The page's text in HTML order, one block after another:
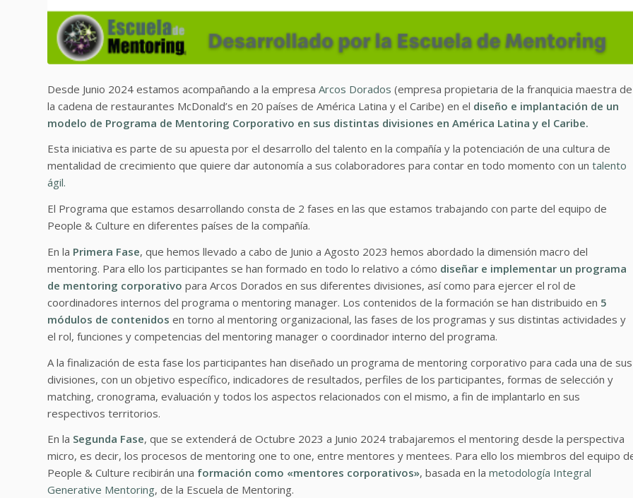
Desde Junio 2024 estamos acompañando a la empresa Arcos Dorados (empresa propietaria de la franquicia maestra de
la cadena de restaurantes McDonald’s en 20 países de América Latina y el Caribe) en el diseño e implantación de un
modelo de Programa de Mentoring Corporativo en sus distintas divisiones en América Latina y el Caribe.
Esta iniciativa es parte de su apuesta por el desarrollo del talento en la compañía y la potenciación de una cultura de
mentalidad de crecimiento que quiere dar autonomía a sus colaboradores para contar en todo momento con un talento
ágil.
El Programa que estamos desarrollando consta de 2 fases en las que estamos trabajando con parte del equipo de
People & Culture en diferentes países de la compañía.
En la Primera Fase, que hemos llevado a cabo de Junio a Agosto 2023 hemos abordado la dimensión macro del
mentoring. Para ello los participantes se han formado en todo lo relativo a cómo diseñar e implementar un programa
de mentoring corporativo para Arcos Dorados en sus diferentes divisiones, así como para ejercer el rol de
coordinadores internos del programa o mentoring manager. Los contenidos de la formación se han distribuido en 5
módulos de contenidos en torno al mentoring organizacional, las fases de los programas y sus distintas actividades y
el rol, funciones y competencias del mentoring manager o coordinador interno del programa.
A la finalización de esta fase los participantes han diseñado un programa de mentoring corporativo para cada una de sus
divisiones, con un objetivo específico, indicadores de resultados, perfiles de los participantes, formas de selección y
matching, cronograma, evaluación y todos los aspectos relacionados con el mismo, a fin de implantarlo en sus
respectivos territorios.
En la Segunda Fase, que se extenderá de Octubre 2023 a Junio 2024 trabajaremos el mentoring desde la perspectiva
micro, es decir, los procesos de mentoring one to one, entre mentores y mentees. Para ello los miembros del equipo
People & Culture recibirán una formación como «mentores corporativos», basada en la metodología Integral
Generative Mentoring, de la Escuela de Mentoring.